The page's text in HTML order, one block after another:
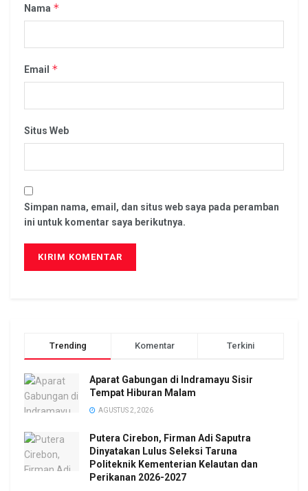
Nama *
Email *
Situs Web
Simpan nama, email, dan situs web saya pada peramban
ini untuk komentar saya berikutnya.
Trending Komentar Terkini
Aparat Gabungan di Indramayu Sisir
Tempat Hiburan Malam
AGUSTUS 2, 2026
Putera Cirebon, Firman Adi Saputra
Dinyatakan Lulus Seleksi Taruna
Politeknik Kementerian Kelautan dan
Perikanan 2026-2027